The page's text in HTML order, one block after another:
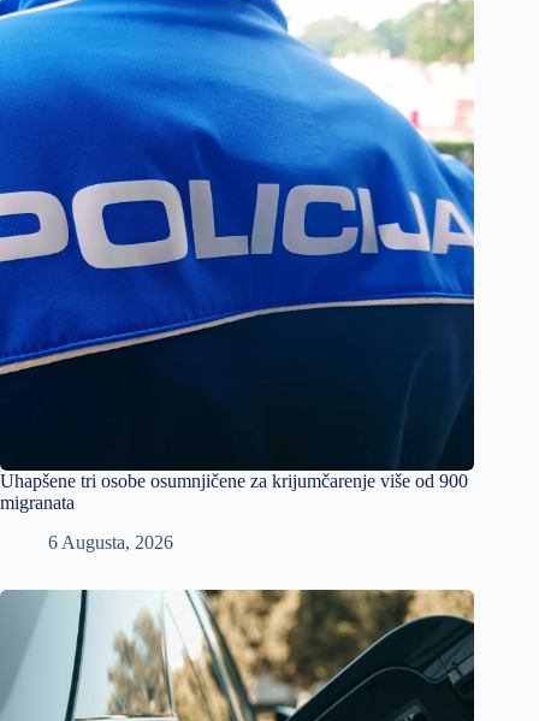
Uhapšene tri osobe osumnjičene za krijumčarenje više od 900
migranata
6 Augusta, 2026